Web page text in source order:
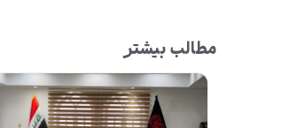
مطالب بیشتر